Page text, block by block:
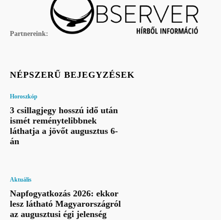
Partnereink:
NÉPSZERŰ BEJEGYZÉSEK
Horoszkóp
3 csillagjegy hosszú idő után
ismét reménytelibbnek
láthatja a jövőt augusztus 6-
án
Aktuális
Napfogyatkozás 2026: ekkor
lesz látható Magyarországról
az augusztusi égi jelenség